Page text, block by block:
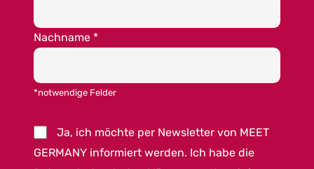
Nachname *
*notwendige Felder
Ja, ich möchte per Newsletter von MEET
GERMANY informiert werden. Ich habe die